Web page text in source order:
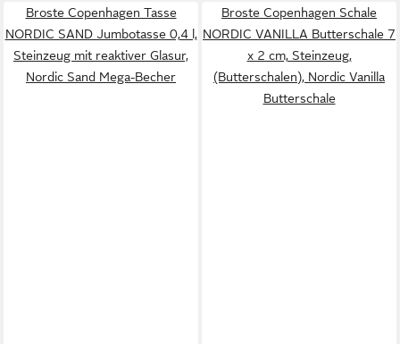
Broste Copenhagen Tasse
NORDIC SAND Jumbotasse 0,4 l,
Steinzeug mit reaktiver Glasur,
Nordic Sand Mega-Becher
Broste Copenhagen Schale
NORDIC VANILLA Butterschale 7
x 2 cm, Steinzeug,
(Butterschalen), Nordic Vanilla
Butterschale